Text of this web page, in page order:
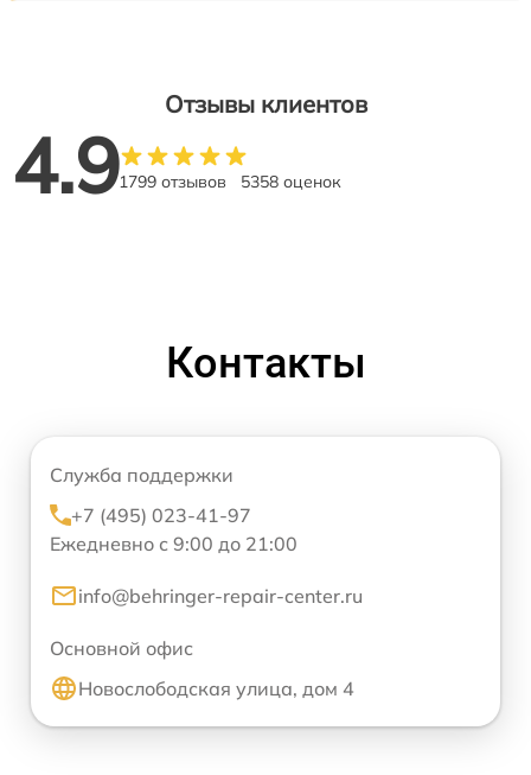
Отзывы клиентов
4.91799 отзывов 5358 оценок
Контакты
Служба поддержки
+7 (495) 023-41-97
Ежедневно с 9:00 до 21:00
info@behringer-repair-center.ru
Основной офис
Новослободская улица, дом 4